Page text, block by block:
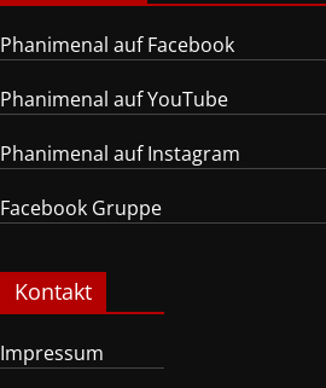
Phanimenal auf Facebook
Phanimenal auf YouTube
Phanimenal auf Instagram
Facebook Gruppe
Kontakt
Impressum